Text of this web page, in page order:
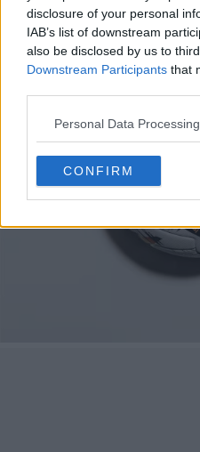
disclosure of your personal
IAB’s list of downstream
also be disclosed by us to
Downstream Participants that
Personal Data
CONFIRM